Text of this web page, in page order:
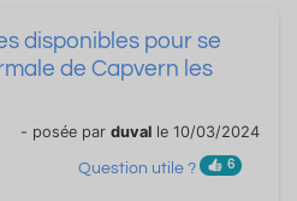
disponibles pour se
de Capvern les
- posée par duval le 10/03/2024
Question utile ? 6